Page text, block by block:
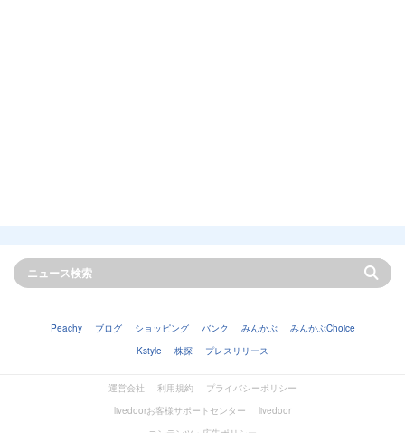
Peachy ブログ ショッピング バンク みんかぶ
みんかぶChoice
Kstyle
株探 プレスリリース
運営会社 利用規約
プライバシーポリシー
livedoorお客様サポートセンター
livedoor